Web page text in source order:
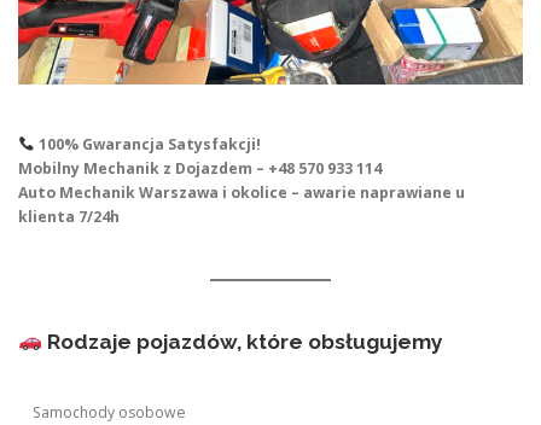
100% Gwarancja Satysfakcji!
Mobilny Mechanik z Dojazdem – +48 570 933 114
Auto Mechanik Warszawa i okolice – awarie naprawiane u
klienta 7/24h
Rodzaje pojazdów, które obsługujemy
Samochody osobowe